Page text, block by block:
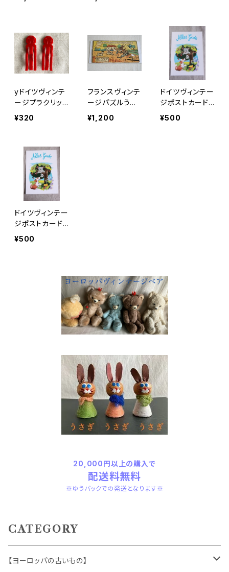
yドイツヴィンテ
ージプラクリッ
プ2個イヌ120
¥320
フランスヴィンテ
ージパズルうさ
ぎとこいぬ
¥1,200
ドイツヴィンテー
ジポストカード
「幸運を」b
¥500
ドイツヴィンテー
ジポストカード
「幸運を」d
¥500
20,000円以上の購入で
配送料無料
※ゆうパックでの発送となります※
CATEGORY
【ヨーロッパの古いもの】